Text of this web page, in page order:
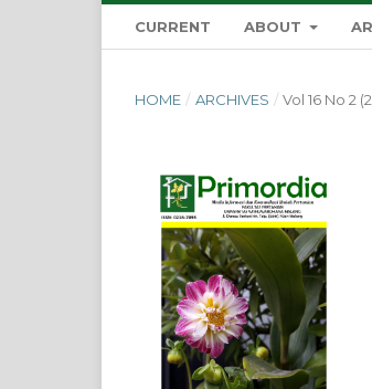
CURRENT ABOUT
HOME / ARCHIVES / Vol 16 No 2